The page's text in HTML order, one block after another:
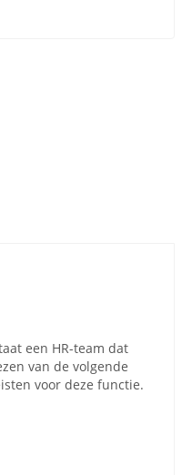
een HR-team dat
van de volgende
voor deze functie.